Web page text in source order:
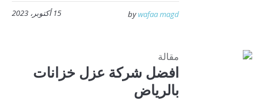
15 أكتوبر، 2023 bywafaa magd
مقالة
افضل شركة عزل خزانات
بالرياض